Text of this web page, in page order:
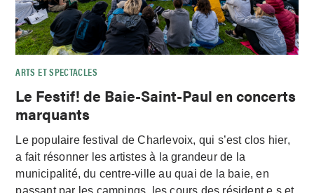
ARTS ET SPECTACLES
Le Festif! de Baie-Saint-Paul en concerts
marquants
Le populaire festival de Charlevoix, qui s’est clos hier,
a fait résonner les artistes à la grandeur de la
municipalité, du centre-ville au quai de la baie, en
passant par les campings, les cours des résident.e.s et